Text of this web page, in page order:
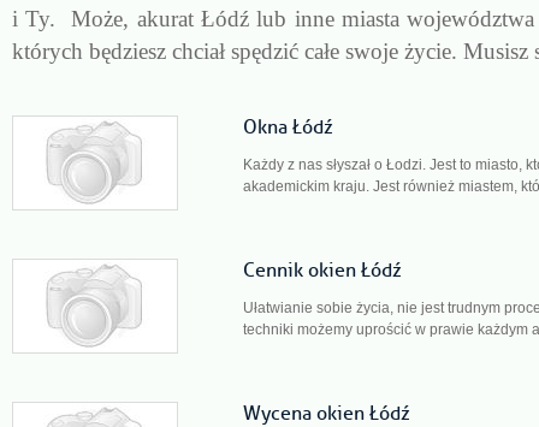
i Ty. Może, akurat Łódź lub inne miasta
których będziesz chciał spędzić całe swoje życie.
Okna Łódź
Każdy z nas słyszał o Łodzi. Jest to miasto,
akademickim kraju. Jest również miastem,
Cennik okien Łódź
Ułatwianie sobie życia, nie jest trudnym
techniki możemy uprościć w prawie każdym
Wycena okien Łódź